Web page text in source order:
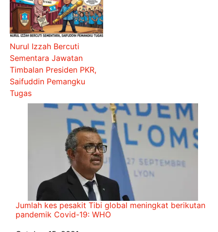
Nurul Izzah Bercuti
Sementara Jawatan
Timbalan Presiden PKR,
Saifuddin Pemangku
Tugas
Jumlah kes pesakit Tibi global meningkat berikutan
pandemik Covid-19: WHO